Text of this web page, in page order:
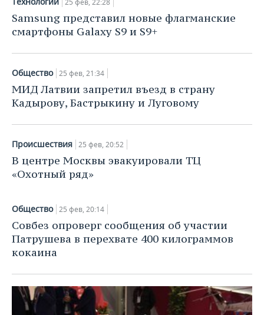
ВУЗЫ ТАТАРСТАНА
КОМУ ПРИНАДЛЕЖАТ
ТАТАРСТАНА
БАНКИ
БЮДЖЕТ
ИНВЕСТИЦИИ
ПРОМЫШЛЕННОСТИ
АГРОПРОМ
НЕФТЕХИМИЯ
ОПК
ЭНЕРГЕТИКА
НОВОСТИ НЕДВИЖИМОСТИ
АВТО
НОВОСТИ АВТО
БИЗНЕС
НОВОСТИ БИЗНЕСА
РОЗНИЧНАЯ ТОРГОВЛЯ
УСЛУГИ
ТЕХНОЛОГИИ
НОВОСТИ ТЕХНОЛОГИЙ
МЕДИА
МЕРОПРИЯТИЯ
ВЫЕЗДНАЯ РЕДАКЦИЯ
ONLINE-КОНФЕРЕНЦИИ
ОТКРЫТАЯ ЛЕКЦИЯ
НОВОСТИ СПОРТА
ХОККЕЙ
БАСКЕТБОЛ
КИБЕРСПОРТ
ОБЩЕСТВО
ВЛАСТЬ
ИНФРАСТРУКТУРА
КУЛЬТУРА
СЮЖЕТЫ
СПРАВОЧНИК
СПИСОК КОМПАНИЙ
25 фев, 22:28
Samsung представил новые флагманские
смартфоны Galaxy S9 и S9+
Общество 25 фев, 21:34
МИД Латвии запретил въезд в страну
Кадырову, Бастрыкину и Луговому
Происшествия 25 фев, 20:52
В центре Москвы эвакуировали ТЦ
«Охотный ряд»
Общество 25 фев, 20:14
Совбез опроверг сообщения об участии
Патрушева в перехвате 400 килограммов
кокаина